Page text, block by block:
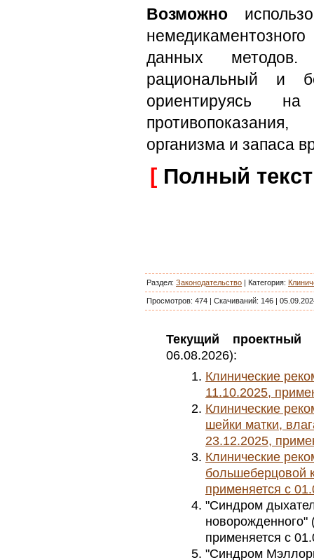
Возможно
данных
рациональный и
ориентируясь
организма и запаса
[ Полный
Раздел: Законодательство | Категория:
Просмотров: 474 | Скачиваний: 146 |
Текущий проектный
06.08.2026):
Клинические
11.10.2025,
Клинические
шейки матки,
23.12.2025,
Клинические
большеберцовой
применяется с
"Синдром
новорожденного"
применяется с
"Синдром